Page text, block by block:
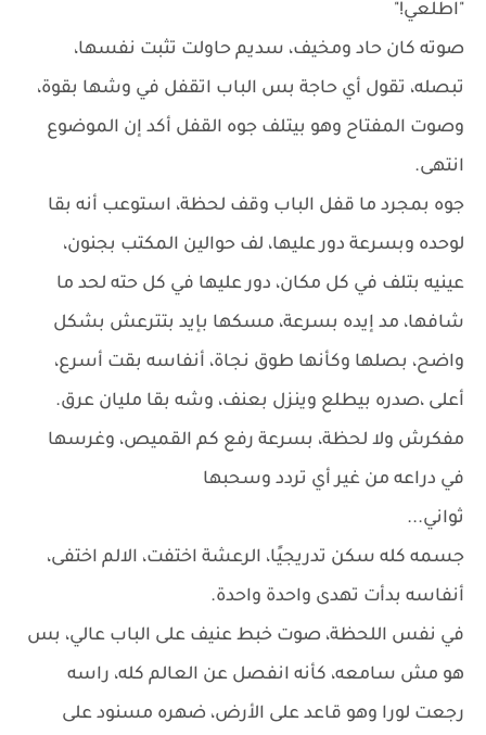
"اطلعي!"
صوته كان حاد ومخيف، سديم حاولت تثبت نفسها،
تبصله، تقول أي حاجة بس الباب اتقفل في وشها بقوة،
وصوت المفتاح وهو بيتلف جوه القفل أكد إن الموضوع
انتهى.
جوه بمجرد ما قفل الباب وقف لحظة، استوعب أنه بقا
لوحده وبسرعة دور عليها، لف حوالين المكتب بجنون،
عينيه بتلف في كل مكان، دور عليها في كل حته لحد ما
شافها، مد إيده بسرعة، مسكها بإيد بتترعش بشكل
واضح، بصلها وكأنها طوق نجاة، أنفاسه بقت أسرع،
أعلى ،صدره بيطلع وينزل بعنف، وشه بقا مليان عرق.
مفكرش ولا لحظة، بسرعة رفع كم القميص، وغرسها
في دراعه من غير أي تردد وسحبها
ثواني...
جسمه كله سكن تدريجيًا، الرعشة اختفت، الالم اختفى،
أنفاسه بدأت تهدى واحدة واحدة.
في نفس اللحظة، صوت خبط عنيف على الباب عالي، بس
هو مش سامعه، كأنه انفصل عن العالم كله، راسه
رجعت لورا وهو قاعد على الأرض، ضهره مسنود على